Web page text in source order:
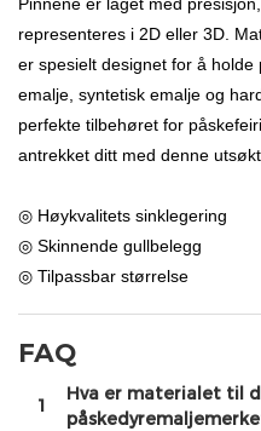
representeres i 2D eller 3D.
er spesielt designet for å
emalje, syntetisk emalje og
perfekte tilbehøret for
antrekket ditt med denne
◎ Høykvalitets sinklegering
◎ Skinnende gullbelegg
◎ Tilpassbar størrelse
FAQ
1
Hva er materialet til